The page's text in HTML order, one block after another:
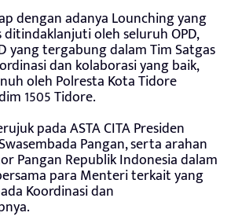
dengan adanya Lounching yang
oleh seluruh OPD,
yang tergabung dalam Tim Satgas
dan kolaborasi yang baik,
oleh Polresta Kota Tidore
1505 Tidore.
pada ASTA CITA Presiden
Pangan, serta arahan
Pangan Republik Indonesia dalam
para Menteri terkait yang
Koordinasi dan